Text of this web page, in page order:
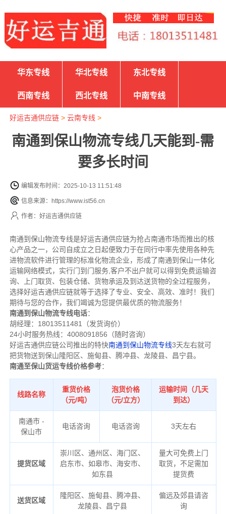
华东专线 华北专线 东北专线
西南专线 西北专线 中南专线
好运吉通供应链> 云南专线 >
南通到保山物流专线几天能到-需
要多长时间
编辑发布时间：2025-10-13 11:51:48
信息来源：https://www.ist56.cn
作者：好运吉通供应链
南通到保山物流专线是好运吉通供应链为抢占南通市场而推出的核
心产品之一，公司自成立之日起便致力于在同行中率先使用各种先
进物流软件进行管理的标准化物流企业，形成了南通到保山一体化
运输网络模式，实行门到门服务,客户不出户就可以得到免费运输咨
询、上门取货、包装仓储、货物承运及到达送货物的全过程服务，
选择好运吉通供应链就等于选择了专业、安全、高效、准时！我们
期待与您的合作，我们竭诚为您提供最优质的物流服务！
南通到保山物流专线电话：
胡经理：18013511481（发货询价）
24小时服务热线：4008091856（随时咨询）
好运吉通供应链公司推出的特快南通到保山物流专线3天左右就可
把货物送到保山隆阳区、施甸县、腾冲县、龙陵县、昌宁县。
南通至保山货运专线价格参考：
线路名称
重货价格
（元/吨）
泡货价格
（元/立方）
运输时间（几天
到达）
南通市 -
保山市
电话咨询 电话咨询 3天左右
提货区域
崇川区、通州区、海门区、
启东市、如皋市、海安市、
如东县
量大可免费上门
取货，不足需加
提货费
送货区域
隆阳区、施甸县、腾冲县、
龙陵县、昌宁县
偏远及郊县请咨
询